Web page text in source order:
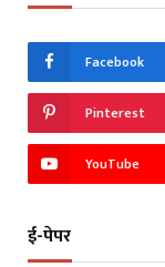
Facebook
Pinterest
YouTube
ई-पेपर